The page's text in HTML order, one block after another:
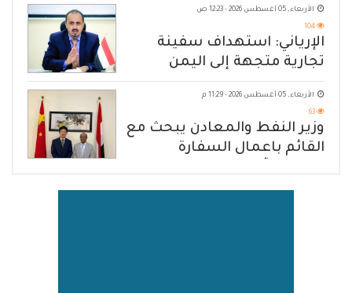
الأربعاء, 05 أغسطس 2026 - 12:23 ص
104
الإرياني: استهداف سفينة
تجارية متجهة إلى اليمن
يكشف حصار الحوثي للشعب
الأربعاء, 05 أغسطس 2026 - 11:29 م
63
وزير النفط والمعادن يبحث مع
القائم باعمال السفارة
المشترك